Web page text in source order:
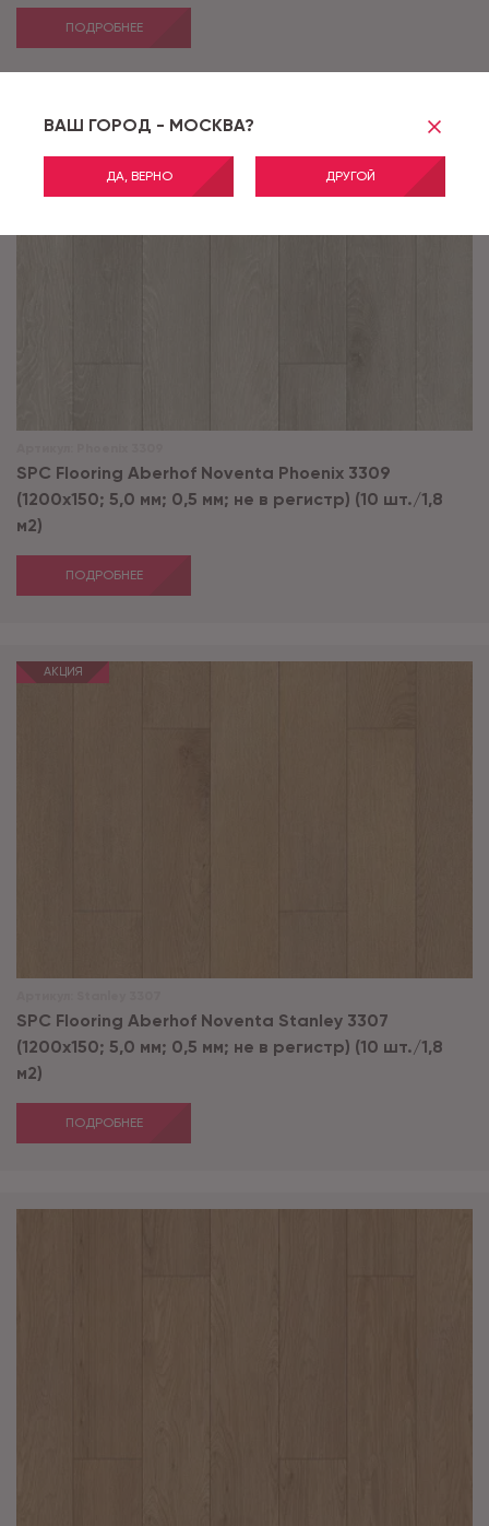
ВАШ ГОРОД - МОСКВА?
ДА, ВЕРНО ДРУГОЙ
ПОДРОБНЕЕ
SPC Flooring Aberhof Noventa Phoenix 3309
(1200х150; 5,0 мм; 0,5 мм; не в регистр) (10 шт./1,8
м2)
ПОДРОБНЕЕ
АКЦИЯ
SPC Flooring Aberhof Noventa Stanley 3307
(1200х150; 5,0 мм; 0,5 мм; не в регистр) (10 шт./1,8
м2)
ПОДРОБНЕЕ